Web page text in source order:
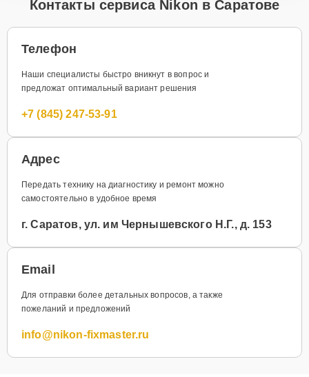
Контакты сервиса Nikon в Саратове
Телефон
Наши специалисты быстро вникнут в вопрос и
предложат оптимальный вариант решения
+7 (845) 247-53-91
Адрес
Передать технику на диагностику и ремонт можно
самостоятельно в удобное время
г. Саратов, ул. им Чернышевского Н.Г., д. 153
Email
Для отправки более детальных вопросов, а также
пожеланий и предложений
info@nikon-fixmaster.ru